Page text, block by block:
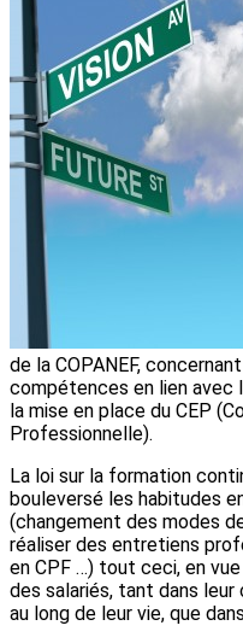
de la COPANEF,
compétences en lien avec
la mise en place du CEP
Professionnelle).
La loi sur la formation
bouleversé les habitudes
(changement des modes
réaliser des entretiens
en CPF …) tout ceci, en
des salariés, tant dans
au long de leur vie, que